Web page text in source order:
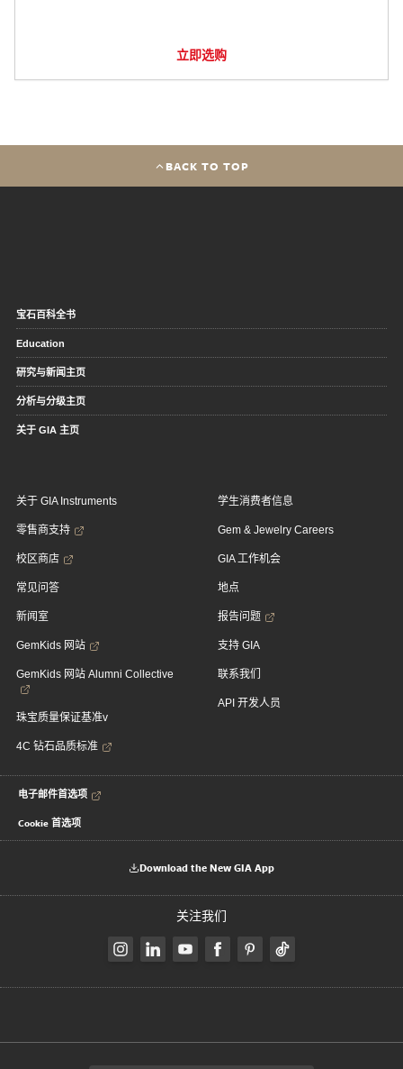
立即选购
BACK TO TOP
宝石百科全书
Education
研究与新闻主页
分析与分级主页
关于 GIA 主页
关于 GIA Instruments
零售商支持
校区商店
常见问答
新闻室
GemKids 网站
GemKids 网站 Alumni Collective
珠宝质量保证基准v
4C 钻石品质标准
学生消费者信息
Gem & Jewelry Careers
GIA 工作机会
地点
报告问题
支持 GIA
联系我们
API 开发人员
电子邮件首选项
Cookie 首选项
Download the New GIA App
关注我们